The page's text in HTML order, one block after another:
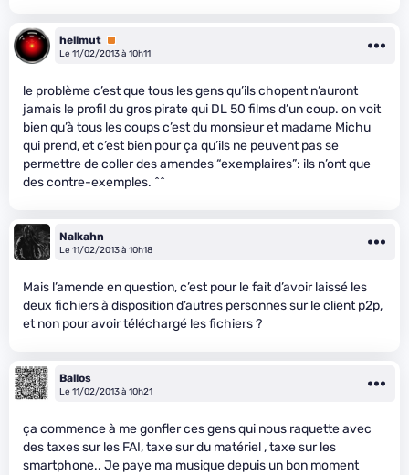
hellmut Premium
Le 11/02/2013 à 10h11
le problème c’est que tous les gens qu’ils chopent n’auront
jamais le profil du gros pirate qui DL 50 films d’un coup. on voit
bien qu’à tous les coups c’est du monsieur et madame Michu
qui prend, et c’est bien pour ça qu’ils ne peuvent pas se
permettre de coller des amendes “exemplaires”: ils n’ont que
des contre-exemples. ^^
Nalkahn
Le 11/02/2013 à 10h18
Mais l’amende en question, c’est pour le fait d’avoir laissé les
deux fichiers à disposition d’autres personnes sur le client p2p,
et non pour avoir téléchargé les fichiers ?
Ballos
Le 11/02/2013 à 10h21
ça commence à me gonfler ces gens qui nous raquette avec
des taxes sur les FAI, taxe sur du matériel , taxe sur les
smartphone.. Je paye ma musique depuis un bon moment